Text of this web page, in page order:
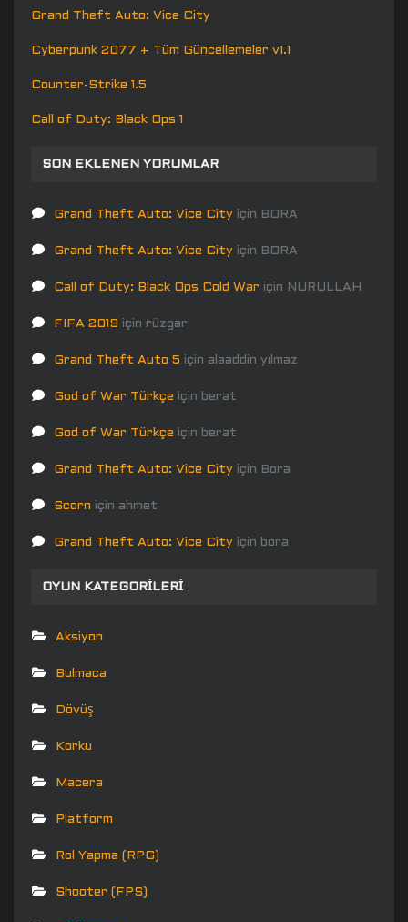
Grand Theft Auto: Vice City
Cyberpunk 2077 + Tüm Güncellemeler v1.1
Counter-Strike 1.5
Call of Duty: Black Ops 1
SON EKLENEN YORUMLAR
Grand Theft Auto: Vice City için BORA
Grand Theft Auto: Vice City için BORA
Call of Duty: Black Ops Cold War için NURULLAH
FIFA 2019 için rüzgar
Grand Theft Auto 5 için alaaddin yılmaz
God of War Türkçe için berat
God of War Türkçe için berat
Grand Theft Auto: Vice City için Bora
Scorn için ahmet
Grand Theft Auto: Vice City için bora
OYUN KATEGORILERI
Aksiyon
Bulmaca
Dövüş
Korku
Macera
Platform
Rol Yapma (RPG)
Shooter (FPS)